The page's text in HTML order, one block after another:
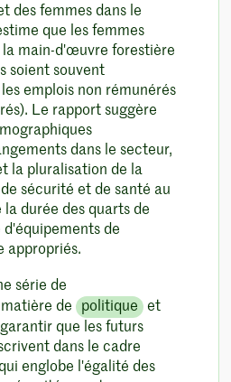
des femmes dans le
que les femmes
la main-d'œuvre forestière
soient souvent
emplois non rémunérés
Le rapport suggère
dans le secteur,
la pluralisation de la
sécurité et de santé au
durée des quarts de
de
appropriés.
série de
de
politique et
que les futurs
dans le cadre
englobe l'égalité des